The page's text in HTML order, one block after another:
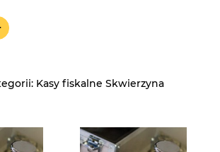
Kasy fiskalne Skwierzyna